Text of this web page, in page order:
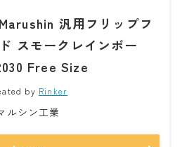
汎用フリップフ
スモークレインボー
Free Size
by Rinker
ルシン工業